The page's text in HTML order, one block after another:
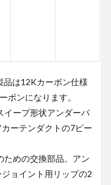
は12Kカーボン仕様
ボンになります。
イープ形状アンダーパ
ーテンダクトの7ピー
ための交換部品。アン
ョイント用リップの2